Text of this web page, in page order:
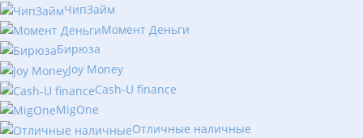
ЧипЗайм
Момент Деньги
Бирюза
Joy Money
Cash-U finance
MigOne
Отличные наличные